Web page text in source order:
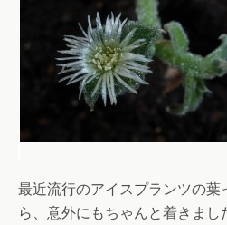
最近流行のアイスプランツの葉
ら、意外にもちゃんと着きま